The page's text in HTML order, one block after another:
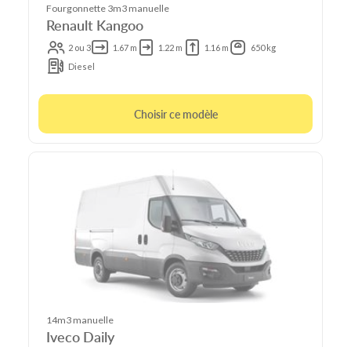
Fourgonnette 3m3 manuelle
Renault Kangoo
2 ou 3 1.67 m 1.22 m 1.16 m
650 kg
Diesel
Choisir ce modèle
14m3 manuelle
Iveco Daily